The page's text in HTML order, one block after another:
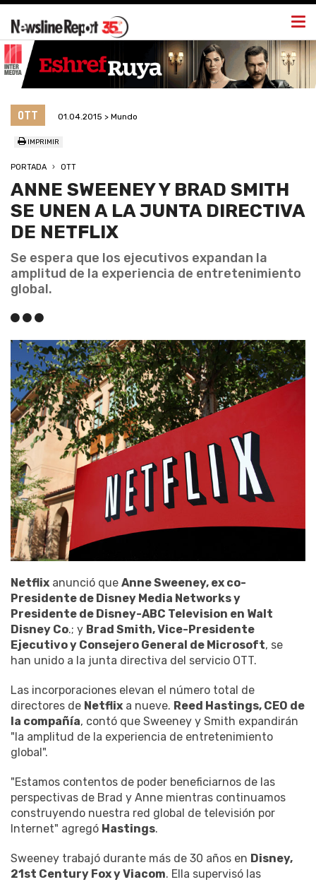
OTT 01.04.2015 > Mundo
IMPRIMIR
PORTADA OTT
ANNE SWEENEY Y BRAD SMITH
SE UNEN A LA JUNTA DIRECTIVA
DE NETFLIX
Se espera que los ejecutivos expandan la
amplitud de la experiencia de entretenimiento
global.
Netflix anunció que Anne Sweeney, ex co-
Presidente de Disney Media Networks y
Presidente de Disney-ABC Television en Walt
Disney Co.; y Brad Smith, Vice-Presidente
Ejecutivo y Consejero General de Microsoft, se
han unido a la junta directiva del servicio OTT.
Las incorporaciones elevan el número total de
directores de Netflix a nueve. Reed Hastings, CEO de
la compañía, contó que Sweeney y Smith expandirán
"la amplitud de la experiencia de entretenimiento
global".
"Estamos contentos de poder beneficiarnos de las
perspectivas de Brad y Anne mientras continuamos
construyendo nuestra red global de televisión por
Internet" agregó Hastings.
Sweeney trabajó durante más de 30 años en Disney,
21st Century Fox y Viacom. Ella supervisó las